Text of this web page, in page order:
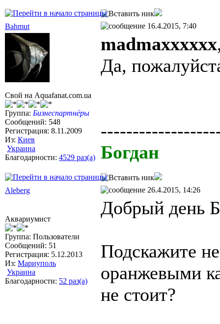
Bahmut 16.4.2015, 7:40
Свой на Aquafanat.com.ua
Группа: Бизнеспартнёры
Сообщений: 548
Регистрация: 8.11.2009
Из: Киев
Украина
Благодарности: 4529 раз(а)
madmaxxxxxx
Да,
Богдан
Aleberg 26.4.2015, 14:26
Аквариумист
Группа: Пользователи
Сообщений: 51
Регистрация: 5.12.2013
Из: Мариуполь
Украина
Благодарности: 52 раз(а)
Добрый день
Подскажите
оранжевыми
не стоит?